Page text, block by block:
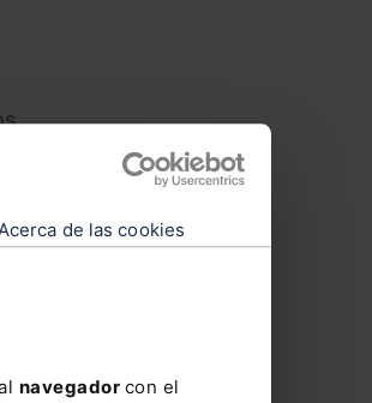
de las cookies
navegador con el
de